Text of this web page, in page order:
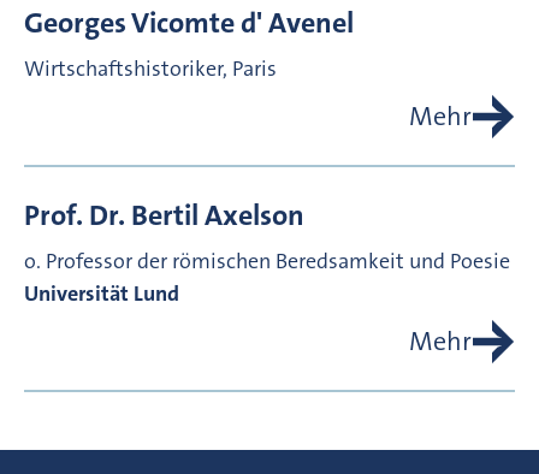
Georges Vicomte d'Avenel
Wirtschaftshistoriker, Paris
Mehr
Prof. Dr. BertilAxelson
o. Professor der römischen Beredsamkeit und Poesie
Universität Lund
Mehr